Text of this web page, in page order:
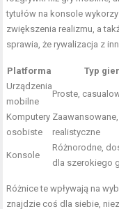
tytułów na konsole
zwiększenia realizmu, a
sprawia, że rywalizacja z
Platforma Typ gier
Urządzenia
mobilne
Proste,
Komputery
osobiste
Zaawansowane,
realistyczne
Konsole
Różnorodne,
dla szerokiego
Różnice te wpływają na
znajdzie coś dla siebie,